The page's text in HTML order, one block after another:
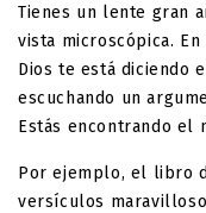
Tienes un lente gran
vista microscópica.
Dios te está diciendo
escuchando un
Estás encontrando el
Por ejemplo, el libro
versículos